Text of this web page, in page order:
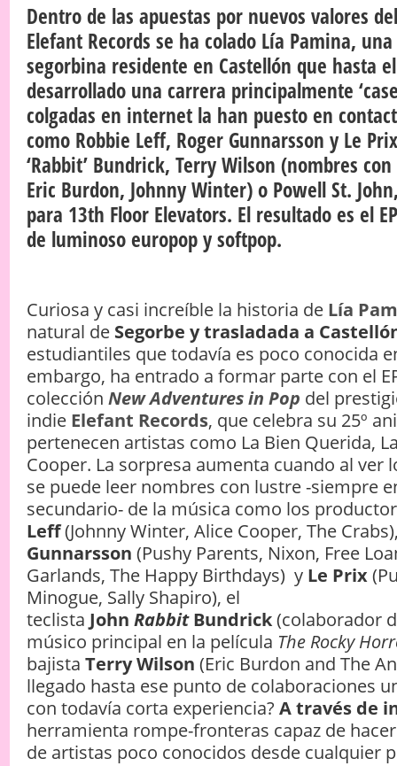
Dentro de las apuestas por nuevos valores
Elefant Records se ha colado Lía Pamina,
segorbina residente en Castellón que hasta
desarrollado una carrera principalmente
colgadas en internet la han puesto en
como Robbie Leff, Roger Gunnarsson y Le
‘Rabbit’ Bundrick, Terry Wilson (nombres
Eric Burdon, Johnny Winter) o Powell St.
para 13th Floor Elevators. El resultado es el
de luminoso europop y softpop.
Curiosa y casi increíble la historia de Lía
natural de Segorbe y trasladada a
estudiantiles que todavía es poco conocida
embargo, ha entrado a formar parte con el
colección New Adventures in Pop del
indieElefant Records, que celebra su 25º
pertenecen artistas como La Bien Querida,
Cooper. La sorpresa aumenta cuando al ver
se puede leer nombres con lustre -siempre
secundario- de la música como los
Leff(Johnny Winter, Alice Cooper, The
Gunnarsson (Pushy Parents, Nixon, Free
Garlands, The Happy Birthdays) y Le Prix
Minogue, Sally Shapiro), el
teclista John RabbitBundrick(colaborador
músico principal en la película The Rocky
bajista Terry Wilson (Eric Burdon and The
llegado hasta ese punto de colaboraciones
con todavía corta experiencia? A través de
herramienta rompe-fronteras capaz de
de artistas poco conocidos desde cualquier